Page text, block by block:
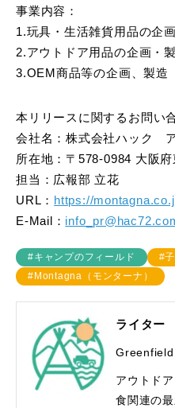
事業内容：
1.玩具・生活雑貨用品の企
2.アウトドア用品の企画・
3.OEM商品等の企画、製造
本リリースに関するお問い
会社名：株式会社ハック
所在地：〒578-0984 大阪
担当：広報部 立花
URL： https://
E-Mail：
#キャンプのフィールド #
#Montagna（モンターナ）
ライター
Greenfield
アウトド
食関連の